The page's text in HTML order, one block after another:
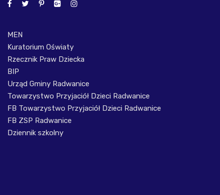
MEN
Kuratorium Oświaty
Rzecznik Praw Dziecka
BIP
Urząd Gminy Radwanice
Towarzystwo Przyjaciół Dzieci Radwanice
FB Towarzystwo Przyjaciół Dzieci Radwanice
FB ZSP Radwanice
Dziennik szkolny